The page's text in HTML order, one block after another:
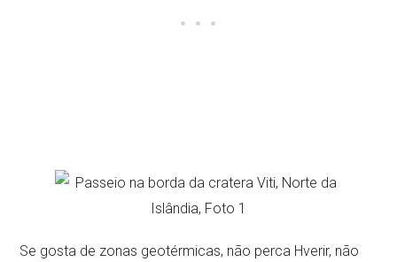
Se gosta de zonas geotérmicas, não perca Hverir, não